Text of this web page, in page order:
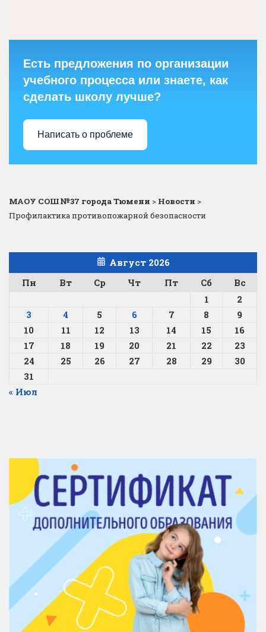
Есть предложения по организации
учебного процесса или знаете, как
сделать школу лучше?
Написать о проблеме
МАОУ СОШ №37 города Тюмени > Новости >
Профилактика противопожарной безопасности
Август 2026
Пн
Вт Ср Чт Пт Сб
Вс
1
2
3
4 5 6 7 8
9
10
11 12 13 14 15
16
17
18 19 20 21 22
23
24
25 26 27 28 29
30
31
« Июл